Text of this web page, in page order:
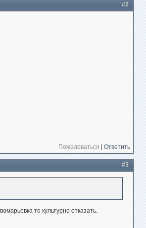
#2
Пожаловаться | Ответить
#3
то культурно отказать.